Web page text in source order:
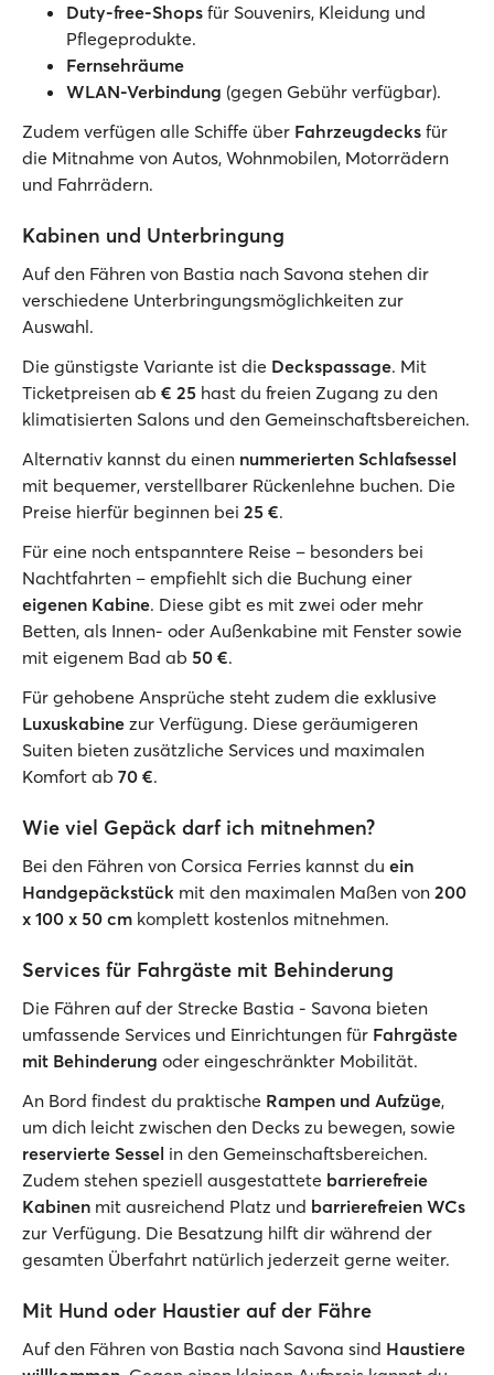
Duty-free-Shops für Souvenirs, Kleidung und
Pflegeprodukte.
Fernsehräume
WLAN-Verbindung (gegen Gebühr verfügbar).
Zudem verfügen alle Schiffe über Fahrzeugdecks für
die Mitnahme von Autos, Wohnmobilen, Motorrädern
und Fahrrädern.
Kabinen und Unterbringung
Auf den Fähren von Bastia nach Savona stehen dir
verschiedene Unterbringungsmöglichkeiten zur
Auswahl.
Die günstigste Variante ist die Deckspassage. Mit
Ticketpreisen ab € 25 hast du freien Zugang zu den
klimatisierten Salons und den Gemeinschaftsbereichen.
Alternativ kannst du einen nummerierten Schlafsessel
mit bequemer, verstellbarer Rückenlehne buchen. Die
Preise hierfür beginnen bei 25 €.
Für eine noch entspanntere Reise – besonders bei
Nachtfahrten – empfiehlt sich die Buchung einer
eigenen Kabine. Diese gibt es mit zwei oder mehr
Betten, als Innen- oder Außenkabine mit Fenster sowie
mit eigenem Bad ab 50 €.
Für gehobene Ansprüche steht zudem die exklusive
Luxuskabine zur Verfügung. Diese geräumigeren
Suiten bieten zusätzliche Services und maximalen
Komfort ab 70 €.
Wie viel Gepäck darf ich mitnehmen?
Bei den Fähren von Corsica Ferries kannst du ein
Handgepäckstück mit den maximalen Maßen von 200
x 100 x 50 cm komplett kostenlos mitnehmen.
Services für Fahrgäste mit Behinderung
Die Fähren auf der Strecke Bastia - Savona bieten
umfassende Services und Einrichtungen für Fahrgäste
mit Behinderung oder eingeschränkter Mobilität.
An Bord findest du praktische Rampen und Aufzüge,
um dich leicht zwischen den Decks zu bewegen, sowie
reservierte Sessel in den Gemeinschaftsbereichen.
Zudem stehen speziell ausgestattete barrierefreie
Kabinen mit ausreichend Platz und barrierefreien WCs
zur Verfügung. Die Besatzung hilft dir während der
gesamten Überfahrt natürlich jederzeit gerne weiter.
Mit Hund oder Haustier auf der Fähre
Auf den Fähren von Bastia nach Savona sind Haustiere